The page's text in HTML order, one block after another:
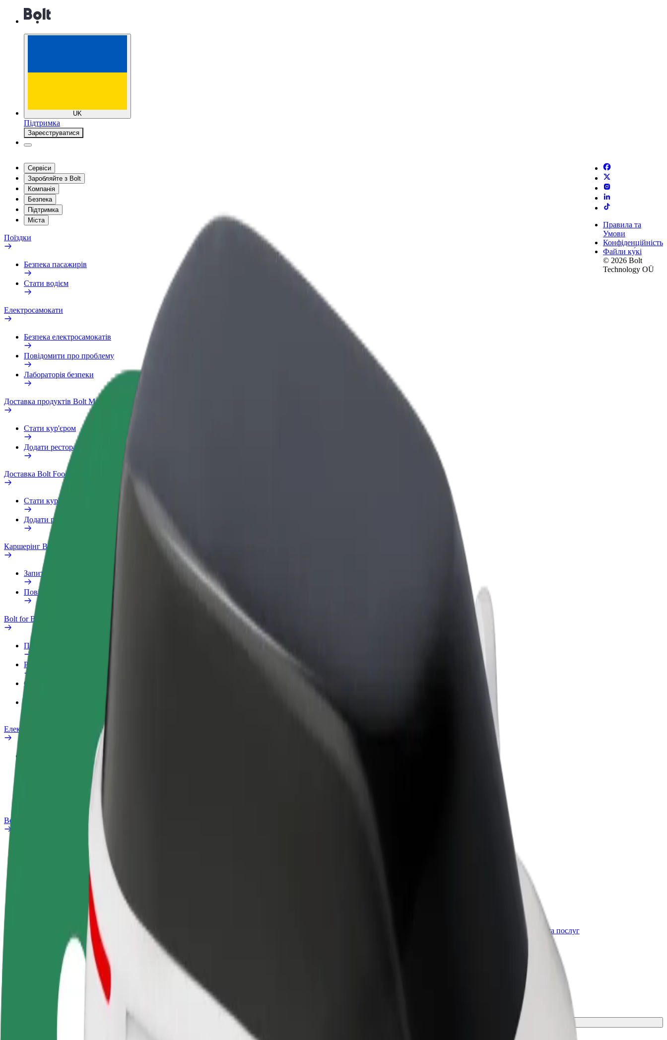
UK
Підтримка
Зареєструватися
Сервіси
Заробляйте з Bolt
Компанія
Безпека
Підтримка
Міста
Поїздки
Безпека пасажирів
Стати водієм
Електросамокати
Безпека електросамокатів
Повідомити про проблему
Лабораторія безпеки
Доставка продуктів Bolt Market
Стати кур'єром
Додати ресторан чи крамницю
Доставка Bolt Food
Стати кур'єром
Додати ресторан чи крамницю
Каршерінг Bolt Drive
Запитання та відповіді
Повідомити про проблему з ТЗ
Bolt for Business
Переваги
Робочий обліковий запис
Сервіси
Bolt Food для корпоративних клієнтів
Електровелосипеди
Повідомити про проблему
Запитання та відповіді
Bolt Plus
Запитання та відповіді
Заробляйте гроші на
власних умовах
Стати кур'єром
Доставляйте їжу та отримуйте
виплати щотижня
Масштабування продуктів та послуг
Bolt для вашого бізнесу
Правила та
Умови
Конфіденційність
Файли ку́кі
© 2026 Bolt
Technology OÜ
Як дістатися за маршрутом Pärnu hospital – Port Artur 2
Хочеш дістатися за маршрутом "Pärnu hospital" – "Port Artur 2"? Ознайомся з нашими сервісами та знайди ідеальний спосіб пересування для своєї поїздки.